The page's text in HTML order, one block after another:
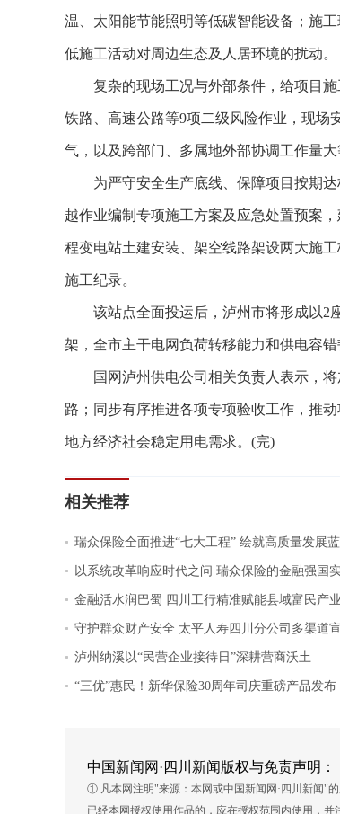
温、太阳能节能照明等低碳智能设备；施
低施工活动对周边生态及人居环境的扰动。
复杂的现场工况与外部条件，给项目施
铁路、高速公路等9项二级风险作业，现场
气，以及跨部门、多属地外部协调工作量
为严守安全生产底线、保障项目按期达
越作业编制专项施工方案及应急处置预案
程变电站土建安装、架空线路架设两大施
施工纪录。
该站点全面投运后，泸州市将形成以2座
架，全市主干电网负荷转移能力和供电容
国网泸州供电公司相关负责人表示，将
路；同步有序推进各项专项验收工作，推
地方经济社会稳定用电需求。(完)
相关推荐
. 瑞众保险全面推进“七大工程” 绘就高质量发展蓝
. 以系统改革响应时代之问 瑞众保险的金融强国
. 金融活水润巴蜀 四川工行精准赋能县域富民产
. 守护群众财产安全 太平人寿四川分公司多渠道
. 泸州纳溪以“民营企业接待日”深耕营商沃土
. “三优”惠民！新华保险30周年司庆重磅产品发布
中国新闻网·四川新闻版权与免责声明：
① 凡本网注明"来源：本网或中国新闻网·四川新闻"
已经本网授权使用作品的，应在授权范围内使用，